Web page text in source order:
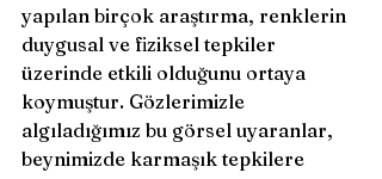
yapılan birçok araştırma, renklerin
duygusal ve fiziksel tepkiler
üzerinde etkili olduğunu ortaya
koymuştur. Gözlerimizle
algıladığımız bu görsel uyaranlar,
beynimizde karmaşık tepkilere